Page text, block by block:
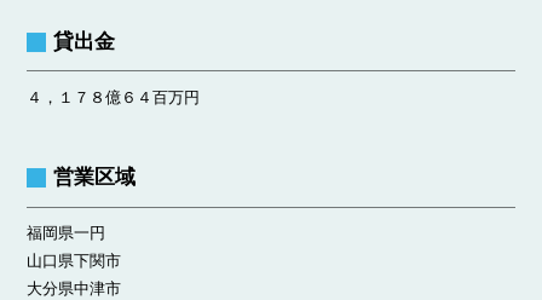
貸出金
４，１７８億６４百万円
営業区域
福岡県一円
山口県下関市
大分県中津市